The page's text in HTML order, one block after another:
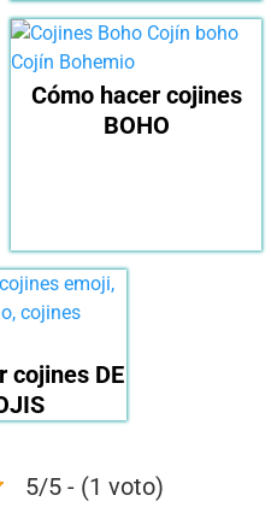
Cómo hacer cojines
BOHO
cojines DE
5/5 - (1 voto)